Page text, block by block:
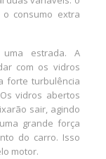
consumo extra
estrada. A
com os vidros
forte turbulência
vidros abertos
sair, agindo
grande força
do carro. Isso
motor.